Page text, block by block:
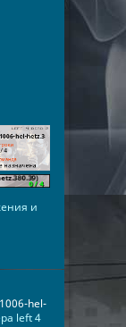
и
hel-
left 4